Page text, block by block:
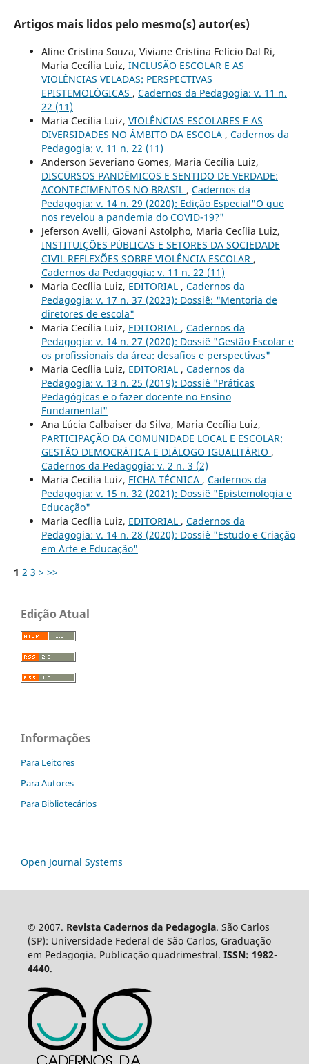
Artigos mais lidos pelo mesmo(s) autor(es)
Aline Cristina Souza, Viviane Cristina Felício Dal Ri,
Maria Cecília Luiz, INCLUSÃO ESCOLAR E AS
VIOLÊNCIAS VELADAS: PERSPECTIVAS
EPISTEMOLÓGICAS , Cadernos da Pedagogia: v. 11 n.
22 (11)
Maria Cecília Luiz, VIOLÊNCIAS ESCOLARES E AS
DIVERSIDADES NO ÂMBITO DA ESCOLA , Cadernos da
Pedagogia: v. 11 n. 22 (11)
Anderson Severiano Gomes, Maria Cecília Luiz,
DISCURSOS PANDÊMICOS E SENTIDO DE VERDADE:
ACONTECIMENTOS NO BRASIL , Cadernos da
Pedagogia: v. 14 n. 29 (2020): Edição Especial"O que
nos revelou a pandemia do COVID-19?"
Jeferson Avelli, Giovani Astolpho, Maria Cecília Luiz,
INSTITUIÇÕES PÚBLICAS E SETORES DA SOCIEDADE
CIVIL REFLEXÕES SOBRE VIOLÊNCIA ESCOLAR ,
Cadernos da Pedagogia: v. 11 n. 22 (11)
Maria Cecília Luiz, EDITORIAL , Cadernos da
Pedagogia: v. 17 n. 37 (2023): Dossiê: "Mentoria de
diretores de escola"
Maria Cecília Luiz, EDITORIAL , Cadernos da
Pedagogia: v. 14 n. 27 (2020): Dossiê "Gestão Escolar e
os profissionais da área: desafios e perspectivas"
Maria Cecília Luiz, EDITORIAL , Cadernos da
Pedagogia: v. 13 n. 25 (2019): Dossiê "Práticas
Pedagógicas e o fazer docente no Ensino
Fundamental"
Ana Lúcia Calbaiser da Silva, Maria Cecília Luiz,
PARTICIPAÇÃO DA COMUNIDADE LOCAL E ESCOLAR:
GESTÃO DEMOCRÁTICA E DIÁLOGO IGUALITÁRIO ,
Cadernos da Pedagogia: v. 2 n. 3 (2)
Maria Cecilia Luiz, FICHA TÉCNICA , Cadernos da
Pedagogia: v. 15 n. 32 (2021): Dossiê "Epistemologia e
Educação"
Maria Cecília Luiz, EDITORIAL , Cadernos da
Pedagogia: v. 14 n. 28 (2020): Dossiê "Estudo e Criação
em Arte e Educação"
1 2 3 > >>
Edição Atual
Informações
Para Leitores
Para Autores
Para Bibliotecários
Open Journal Systems
© 2007. Revista Cadernos da Pedagogia. São Carlos
(SP): Universidade Federal de São Carlos, Graduação
em Pedagogia. Publicação quadrimestral. ISSN: 1982-
4440.